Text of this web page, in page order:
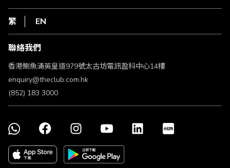
HKT
私隱聲明
使用條款
條款及細則
不歧視及不騷擾聲明
認可牌照及通告
繁 EN
聯絡我們
香港鰂魚涌英皇道979號太古坊電訊盈科中心14樓
enquiry@theclub.com.hk
(852) 183 3000